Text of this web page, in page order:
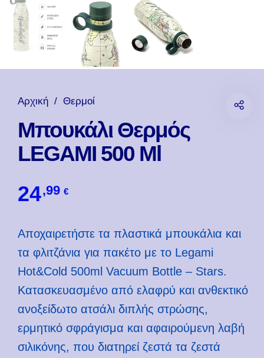
Αρχική / Θερμοί
Μπουκάλι Θερμός
LEGAMI 500 Ml
24,99 €
Αποχαιρετήστε τα πλαστικά μπουκάλια και
τα φλιτζάνια για πακέτο με το Legami
Hot&Cold 500ml Vacuum Bottle – Stars.
Κατασκευασμένο από ελαφρύ και ανθεκτικό
ανοξείδωτο ατσάλι διπλής στρώσης,
ερμητικό σφράγισμα και αφαιρούμενη λαβή
σιλικόνης, που διατηρεί ζεστά τα ζεστά